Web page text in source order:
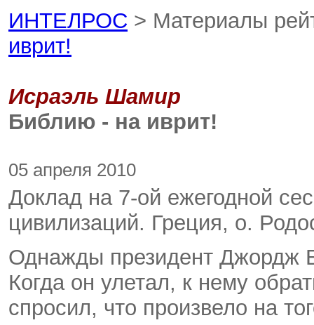
ИНТЕЛРОС > Материалы
иврит!
Исраэль Шамир
Библию - на иврит!
05 апреля 2010
Доклад на 7-ой ежегодной
цивилизаций. Греция, о.
Однажды президент Джордж
Когда он улетал, к нему
спросил, что произвело на